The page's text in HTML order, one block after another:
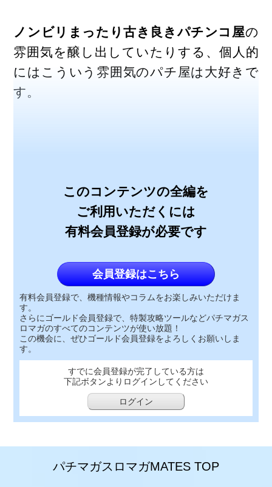
ノンビリまったり古き良きパチンコ屋の
雰囲気を醸し出していたりする、個人的
にはこういう雰囲気のパチ屋は大好きで
す。
このコンテンツの全編を
ご利用いただくには
有料会員登録が必要です
会員登録はこちら
有料会員登録で、機種情報やコラムをお楽しみいただけま
す。
さらにゴールド会員登録で、特製攻略ツールなどパチマガス
ロマガのすべてのコンテンツが使い放題！
この機会に、ぜひゴールド会員登録をよろしくお願いしま
す。
すでに会員登録が完了している方は
下記ボタンよりログインしてください
ログイン
パチマガスロマガMATES TOP